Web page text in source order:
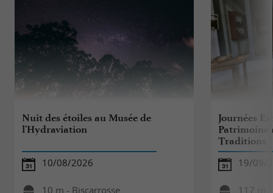
Nuit des étoiles au Musée de
l'Hydraviation
10/08/2026
10 m - Biscarrosse
Journées
Patrimoine
Traditions
19/09/
117 m